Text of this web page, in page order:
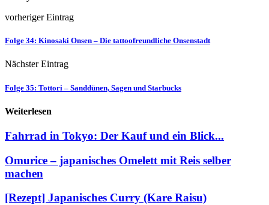
vorheriger Eintrag
Folge 34: Kinosaki Onsen – Die tattoofreundliche Onsenstadt
Nächster Eintrag
Folge 35: Tottori – Sanddünen, Sagen und Starbucks
Weiterlesen
Fahrrad in Tokyo: Der Kauf und ein Blick...
Omurice – japanisches Omelett mit Reis selber
machen
[Rezept] Japanisches Curry (Kare Raisu)